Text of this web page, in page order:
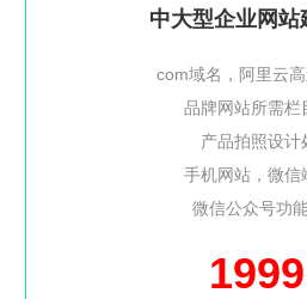
中大型企业网站
com域名，阿里云
品牌网站所需栏
产品拍照设计
手机网站，微信
微信公众号功
1999